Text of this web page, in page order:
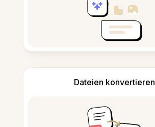
Dateien konvertieren